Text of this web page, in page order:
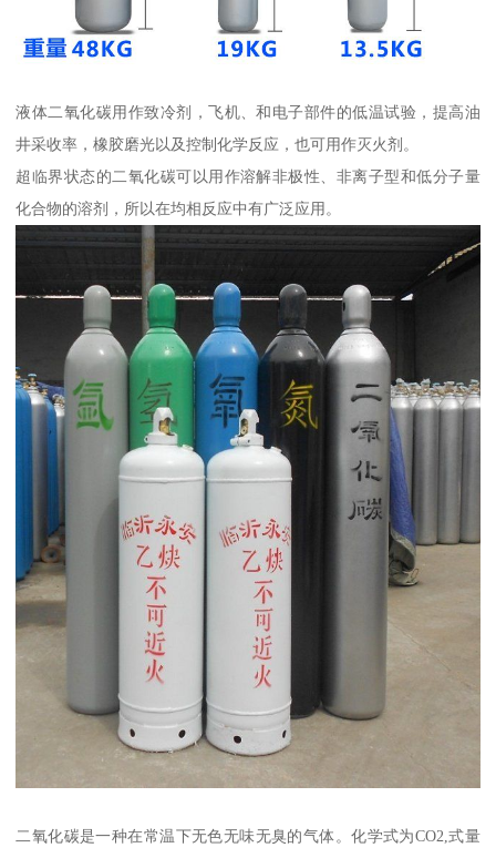
液体二氧化碳用作致冷剂，飞机、和电子部件的低温试验，提高油
井采收率，橡胶磨光以及控制化学反应，也可用作灭火剂。
超临界状态的二氧化碳可以用作溶解非极性、非离子型和低分子量
化合物的溶剂，所以在均相反应中有广泛应用。
二氧化碳是一种在常温下无色无味无臭的气体。化学式为CO2,式量